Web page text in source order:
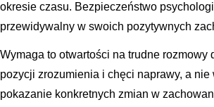
okresie czasu. Bezpieczeństwo
przewidywalny w swoich pozytywnych
Wymaga to otwartości na trudne rozmowy
pozycji zrozumienia i chęci naprawy, a
pokazanie konkretnych zmian w